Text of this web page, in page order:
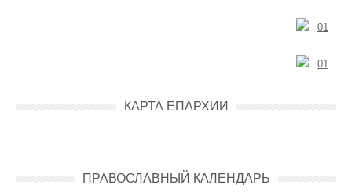
КАРТА ЕПАРХИИ
ПРАВОСЛАВНЫЙ КАЛЕНДАРЬ